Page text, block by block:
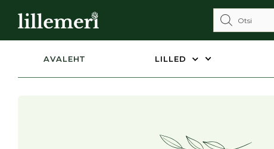
AVALEHT LILLED